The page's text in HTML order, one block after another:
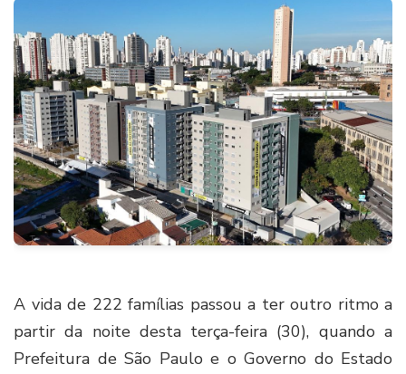
A vida de 222 famílias passou a ter outro ritmo a
partir da noite desta terça-feira (30), quando a
Prefeitura de São Paulo e o Governo do Estado